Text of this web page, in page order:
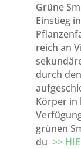
Grüne
Einstieg
reich an
durch
Körper in
grünen
du >>